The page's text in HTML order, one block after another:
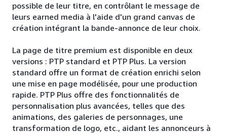
possible de leur titre, en contrôlant le message de
leurs earned media à l'aide d'un grand canvas de
création intégrant la bande-annonce de leur choix.
La page de titre premium est disponible en deux
versions : PTP standard et PTP Plus. La version
standard offre un format de création enrichi selon
une mise en page modélisée, pour une production
rapide. PTP Plus offre des fonctionnalités de
personnalisation plus avancées, telles que des
animations, des galeries de personnages, une
transformation de logo, etc., aidant les annonceurs à